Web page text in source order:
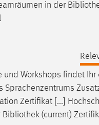
in der
und Workshops findet Ihr
Zertifikat [...]
Bibliothek(current)